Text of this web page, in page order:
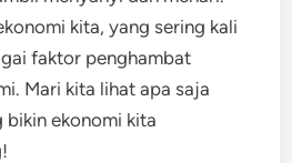
kita, yang sering kali
faktor penghambat
Mari kita lihat apa saja
bikin ekonomi kita